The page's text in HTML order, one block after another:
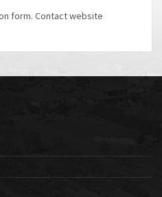
form. Contact website